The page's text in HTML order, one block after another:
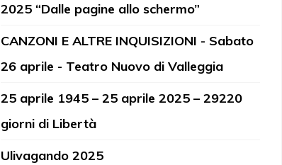
2025 “Dalle pagine allo schermo”
CANZONI E ALTRE INQUISIZIONI - Sabato
26 aprile - Teatro Nuovo di Valleggia
25 aprile 1945 – 25 aprile 2025 – 29220
giorni di Libertà
Ulivagando 2025